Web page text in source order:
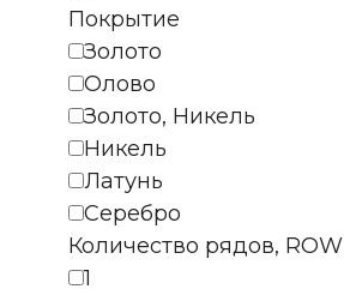
Покрытие
Золото
Олово
Золото, Никель
Никель
Латунь
Серебро
Количество рядов, ROW
1